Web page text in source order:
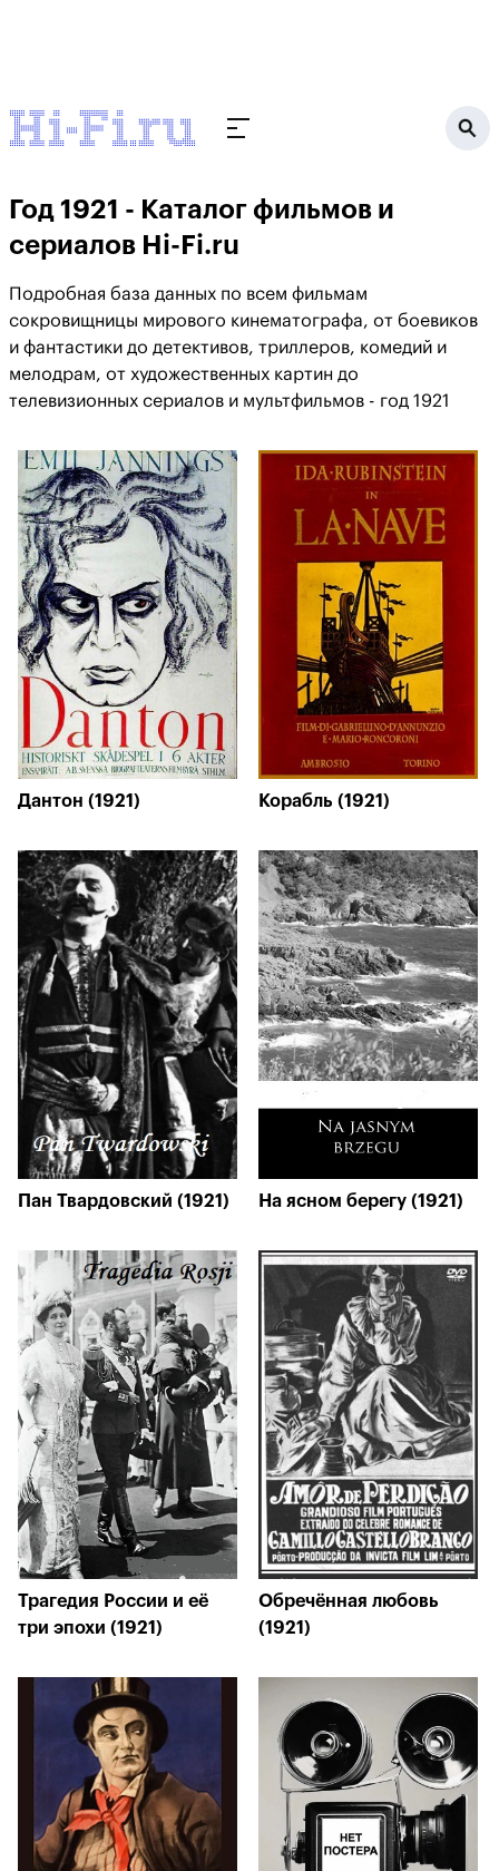
Год 1921 - Каталог фильмов и
сериалов Hi-Fi.ru
Подробная база данных по всем фильмам
сокровищницы мирового кинематографа, от боевиков
и фантастики до детективов, триллеров, комедий и
мелодрам, от художественных картин до
телевизионных сериалов и мультфильмов - год 1921
Дантон (1921) Корабль (1921)
Пан Твардовский (1921) На ясном берегу (1921)
Трагедия России и её
три эпохи (1921)
Обречённая любовь
(1921)